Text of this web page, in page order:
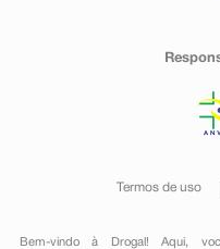
Termos de uso
Bem-vindo à Drogal! Aqui,